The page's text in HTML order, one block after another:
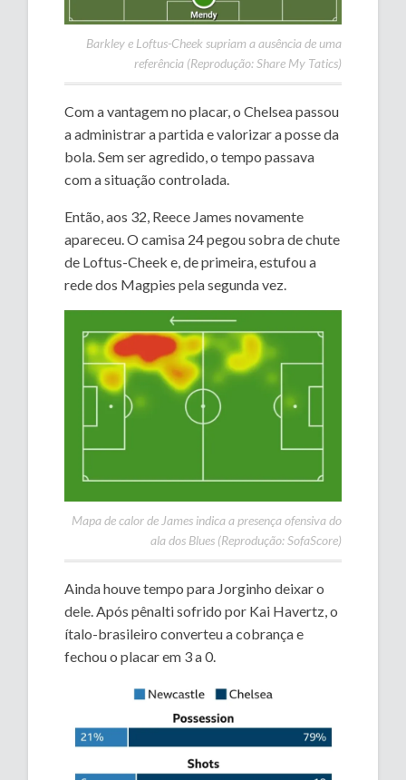
Barkley e Loftus-Cheek supriam a ausência de uma
referência (Reprodução: Share My Tatics)
Com a vantagem no placar, o Chelsea passou
a administrar a partida e valorizar a posse da
bola. Sem ser agredido, o tempo passava
com a situação controlada.
Então, aos 32, Reece James novamente
apareceu. O camisa 24 pegou sobra de chute
de Loftus-Cheek e, de primeira, estufou a
rede dos Magpies pela segunda vez.
Mapa de calor de James indica a presença ofensiva do
ala dos Blues (Reprodução: SofaScore)
Ainda houve tempo para Jorginho deixar o
dele. Após pênalti sofrido por Kai Havertz, o
ítalo-brasileiro converteu a cobrança e
fechou o placar em 3 a 0.